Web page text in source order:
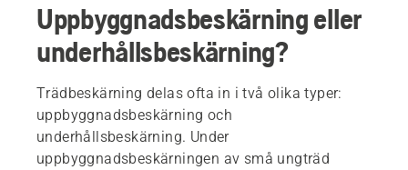
Uppbyggnadsbeskärning eller
underhållsbeskärning?
Trädbeskärning delas ofta in i två olika typer:
uppbyggnadsbeskärning och
underhållsbeskärning. Under
uppbyggnadsbeskärningen av små ungträd